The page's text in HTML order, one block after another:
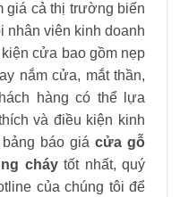
giá cả thị trường biến
nhân viên kinh doanh
cửa bao gồm nẹp
nắm cửa, mắt thần,
hàng có thể lựa
và điều kiện kinh
báo giá cửa gỗ
cháytốt nhất, quý
của chúng tôi để